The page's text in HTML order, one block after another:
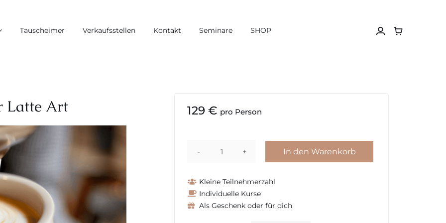
Tauscheimer Verkaufsstellen Kontakt Seminare SHOP
Latte Art 129 € pro Person
Gutschein
Barista-
Seminar
Latte
In den Warenkorb
Kleine Teilnehmerzahl
Individuelle Kurse
Als Geschenk oder für dich